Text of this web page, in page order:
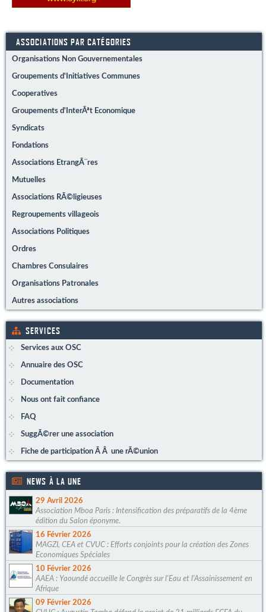
ASSOCIATIONS PAR CATÉGORIES
Organisations Non Gouvernementales
Groupements d'Initiatives Communes
Cooperatives
Groupements d'InterÃªt Economique
Syndicats
Fondations
Associations EtrangÃ¨res
Mutuelles
Associations RÃ©ligieuses
Regroupements villageois
Associations Politiques
Ordres
Chambres Consulaires
Organisations Patronales
Autres associations
SERVICES
Services aux OSC
Annuaire des OSC
Documentation
Nous ont fait confiance
FAQ
SuggÃ©rer une association
Fiche de participation Ã Â une rÃ©union
NEWS À LA UNE
29 Avril 2026
Association Mboa Paris : Intensification des préparatifs de la 4ème
édition du Salon éponyme.
16 Février 2026
MAGZI, CEA et CVUC : Efforts conjoints pour la création des Zones
Economiques Spéciales
10 Février 2026
AAEA : Yaoundé accueille le Congrès sur l'Eau et l'Assainissement en
Afrique
09 Février 2026